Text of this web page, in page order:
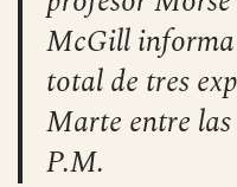
McGill informa
total de tres
Marte entre
P.M.